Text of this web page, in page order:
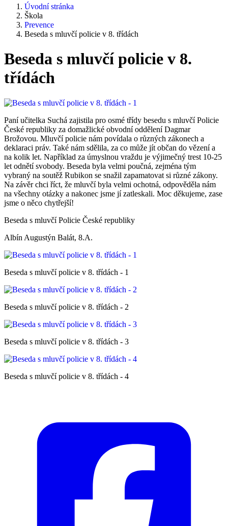
Úvodní stránka
Škola
Prevence
Beseda s mluvčí policie v 8. třídách
Beseda s mluvčí policie v 8.
třídách
Paní učitelka Suchá zajistila pro osmé třídy besedu s mluvčí Policie
České republiky za domažlické obvodní oddělení Dagmar
Brožovou. Mluvčí policie nám povídala o různých zákonech a
deklaraci práv. Také nám sdělila, za co může jít občan do vězení a
na kolik let. Například za úmyslnou vraždu je výjimečný trest 10-25
let odnětí svobody. Beseda byla velmi poučná, zejména tým
vybraný na soutěž Rubikon se snažil zapamatovat si různé zákony.
Na závěr chci říct, že mluvčí byla velmi ochotná, odpověděla nám
na všechny otázky a nakonec jsme jí zatleskali. Moc děkujeme, zase
jsme o něco chytřejší!
Beseda s mluvčí Policie České republiky
Albín Augustýn Balát, 8.A.
Beseda s mluvčí policie v 8. třídách - 1
Beseda s mluvčí policie v 8. třídách - 2
Beseda s mluvčí policie v 8. třídách - 3
Beseda s mluvčí policie v 8. třídách - 4